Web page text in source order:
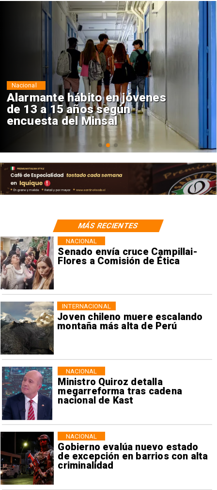
Aprueban creación del Parque
Sebastián Piñera con inversión
de $4 mil millones
Regiones
Senado envía cruce Campillai-
Flores a Comisión de Ética
NACIONAL
Joven chileno muere escalando
montaña más alta de Perú
INTERNACIONAL
Ministro Quiroz detalla
megarreforma tras cadena
nacional de Kast
NACIONAL
Gobierno evalúa nuevo estado
de excepción en barrios con alta
criminalidad
NACIONAL
MÁS RECIENTES